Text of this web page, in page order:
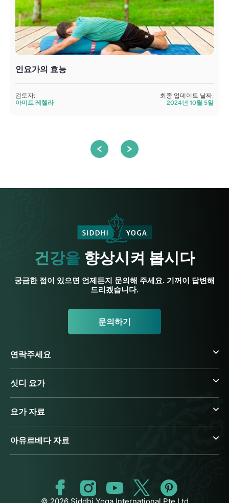
인요가의 효능
검토자:
아미트 레헬라
최종 업데이트 날짜:
2024년 10월 5일
건강을 향상시켜 봅시다
궁금한 점이 있으면 언제든지 문의해 주세요. 기꺼이 답변해
드리겠습니다.
문의하기
연락주세요
싯디 요가
요가 자료
아유르베다 자료